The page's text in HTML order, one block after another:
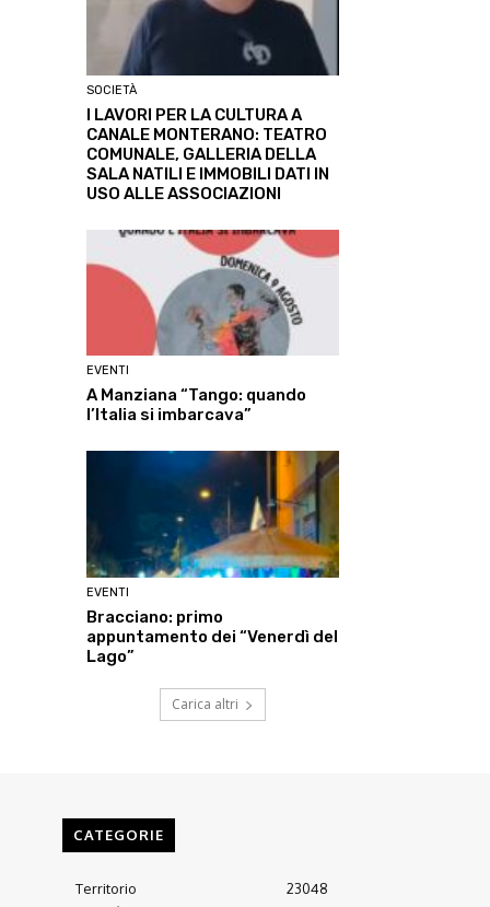
SOCIETÀ
I LAVORI PER LA CULTURA A
CANALE MONTERANO: TEATRO
COMUNALE, GALLERIA DELLA
SALA NATILI E IMMOBILI DATI IN
USO ALLE ASSOCIAZIONI
EVENTI
A Manziana “Tango: quando
l’Italia si imbarcava”
EVENTI
Bracciano: primo
appuntamento dei “Venerdì del
Lago”
Carica altri
CATEGORIE
Territorio
23048